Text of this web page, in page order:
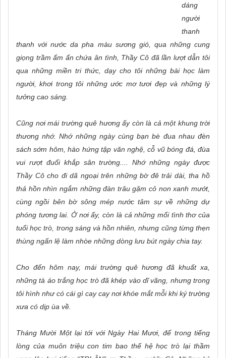
dáng
người
thanh
thanh với nước da pha màu sương gió, qua những cung
giọng trầm ấm ẩn chứa ân tình, Thầy Cô đã lần lượt dẫn tôi
qua những miền tri thức, dạy cho tôi những bài học làm
người, khơi trong tôi những ước mơ tươi đẹp và những lý
tưởng cao sáng.
Cũng nơi mái trường quê hương ấy còn là cả một khung trời
thương nhớ. Nhớ những ngày cùng bạn bè đua nhau đèn
sách sớm hôm, hào hứng tập văn nghệ, cỗ vũ bóng đá, đùa
vui rượt đuổi khắp sân trường.... Nhớ những ngày được
Thầy Cô cho đi dã ngoại trên những bờ đê trải dài, tha hồ
thả hồn nhìn ngắm những đàn trâu gặm cỏ non xanh mướt,
cùng ngồi bên bờ sông mép nước tâm sự về những dự
phóng tương lai. Ở nơi ấy, còn là cả những mối tình thơ của
tuổi học trò, trong sáng và hồn nhiên, nhưng cũng từng thẹn
thùng ngấn lệ làm nhòe những dòng lưu bút ngày chia tay.
Cho đến hôm nay, mái trường quê hương đã khuất xa,
những tà áo trắng học trò đã khép vào dĩ vãng, nhưng trong
tôi hình như có cái gì cay cay nơi khóe mắt mỗi khi ký trường
xưa có dịp ùa về.
Tháng Mười Một lại tới với Ngày Hai Mươi, để trong tiếng
lòng của muôn triệu con tim bao thế hệ học trò lại thầm